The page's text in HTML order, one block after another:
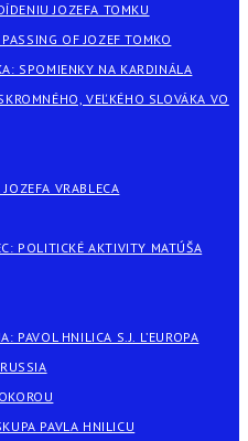
JOZEFA TOMKU
OF JOZEF TOMKO
SPOMIENKY NA KARDINÁLA
VEĽKÉHO SLOVÁKA VO
VRABLECA
POLITICKÉ AKTIVITY MATÚŠA
PAVOL HNILICA S.J. L’EUROPA
PAVLA HNILICU